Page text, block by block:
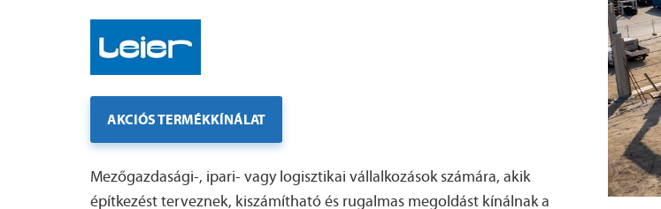
AKCIÓS TERMÉKKÍNÁLAT
Mezőgazdasági-, ipari- vagy logisztikai vállalkozások számára, akik
építkezést terveznek, kiszámítható és rugalmas megoldást kínálnak a